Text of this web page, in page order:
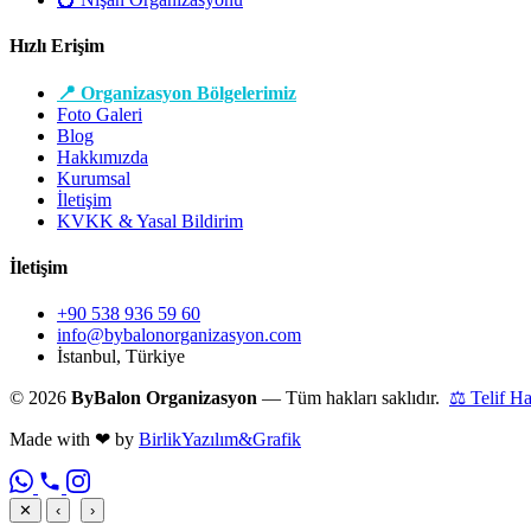
Hızlı Erişim
📍 Organizasyon Bölgelerimiz
Foto Galeri
Blog
Hakkımızda
Kurumsal
İletişim
KVKK & Yasal Bildirim
İletişim
+90 538 936 59 60
info@bybalonorganizasyon.com
İstanbul, Türkiye
© 2026 ByBalon Organizasyon — Tüm hakları saklıdır. ⚖ Telif
Made with ❤ by BirlikYazılım&Grafik
✕ ‹ ›